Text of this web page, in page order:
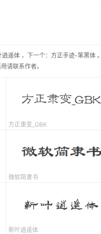
逍遥体 ， 下一个： 方正手迹-笨黑体
请联系作者。
方正隶变_GBK
微软简隶书
新叶逍遥体